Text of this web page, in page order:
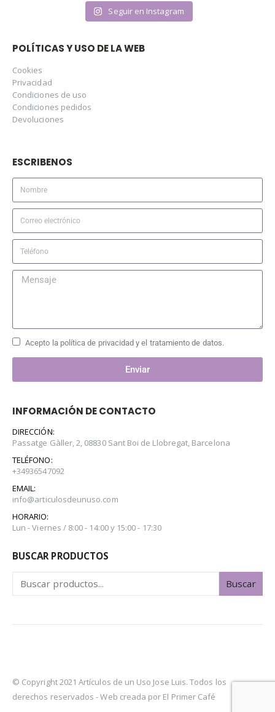
Seguir en Instagram
POLÍTICAS Y USO DE LA WEB
Cookies
Privacidad
Condiciones de uso
Condiciones pedidos
Devoluciones
ESCRIBENOS
Acepto la política de privacidad y el tratamiento de datos.
Enviar
INFORMACIÓN DE CONTACTO
DIRECCIÓN:
Passatge Gàller, 2, 08830 Sant Boi de Llobregat, Barcelona
TELÉFONO:
+34936547092
EMAIL:
info@articulosdeunuso.com
HORARIO:
Lun - Viernes / 8:00 - 14:00 y 15:00 - 17:30
BUSCAR PRODUCTOS
Buscar
© Copyright 2021 Artículos de un Uso Jose Luis. Todos los
derechos reservados -Web creada por El Primer Café